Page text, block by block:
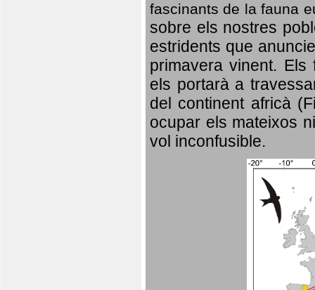
fascinants de la fauna
sobre els nostres
estridents que
primavera vinent. Els
els portarà a
del continent africà
ocupar els mateixos
vol inconfusible.